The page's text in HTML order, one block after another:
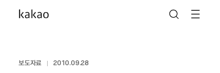
보도자료 2010.09.28